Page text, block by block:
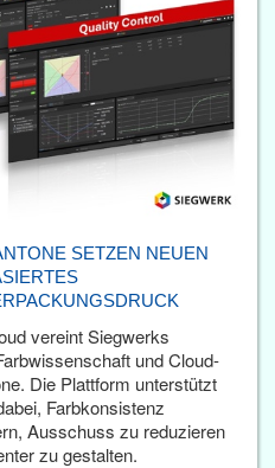
SETZEN NEUEN
F
vereint Siegwerks
und Cloud-
Die Plattform unterstützt
Farbkonsistenz
Ausschuss zu reduzieren
zu gestalten.